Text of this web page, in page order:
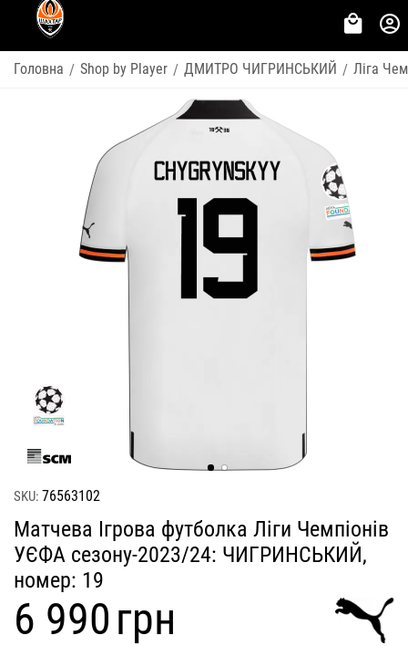
Головна / Shop by Player / ДМИТРО ЧИГРИНСЬКИЙ / Ліга
SKU: 76563102
Матчева Ігрова футболка Ліги Чемпіонів
УЄФА сезону-2023/24: ЧИГРИНСЬКИЙ,
номер: 19
‍6 990‍грн